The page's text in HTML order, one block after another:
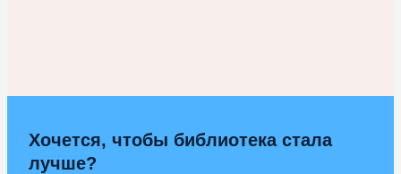
Хочется, чтобы библиотека стала
лучше?